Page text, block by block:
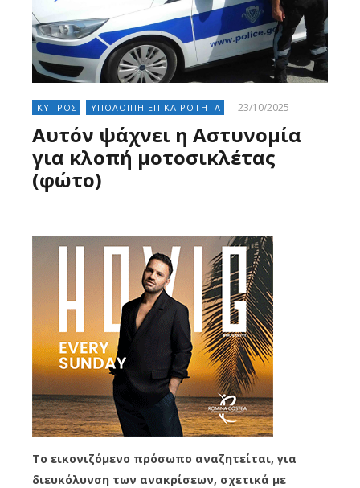
ΚΥΠΡΟΣ ΥΠΟΛΟΙΠΗ ΕΠΙΚΑΙΡΟΤΗΤΑ 23/10/2025
Αυτόν ψάχνει η Αστυνομία
για κλοπή μοτοσικλέτας
(φώτο)
Το εικονιζόμενο πρόσωπο αναζητείται, για
διευκόλυνση των ανακρίσεων, σχετικά με